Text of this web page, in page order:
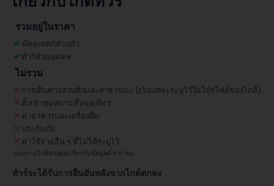
รวมอยู่ในราคา
มัคคุเทศก์ส่วนตัว
ทัวร์ส่วนบุคคล
ไม่รวม
การเดินทางส่วนตัวและสาธารณะ (เว้นแต่จะระบุไว้ในโปรไฟล์ของไกด์)
ตั๋วเข้าชมสถานที่ท่องเที่ยว¹
ค่าอาหารและเครื่องดื่ม
ประกันภัย
ค่าใช้จ่ายอื่น ๆ ที่ไม่ได้ระบุไว้
¹สอบถามไกด์ของคุณเกี่ยวกับข้อมูลตั๋วเข้าชม
ทัวร์จะได้รับการยืนยันหลังจากไกด์ตกลง